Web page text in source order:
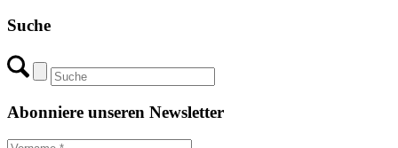
Suche
Abonniere unseren Newsletter